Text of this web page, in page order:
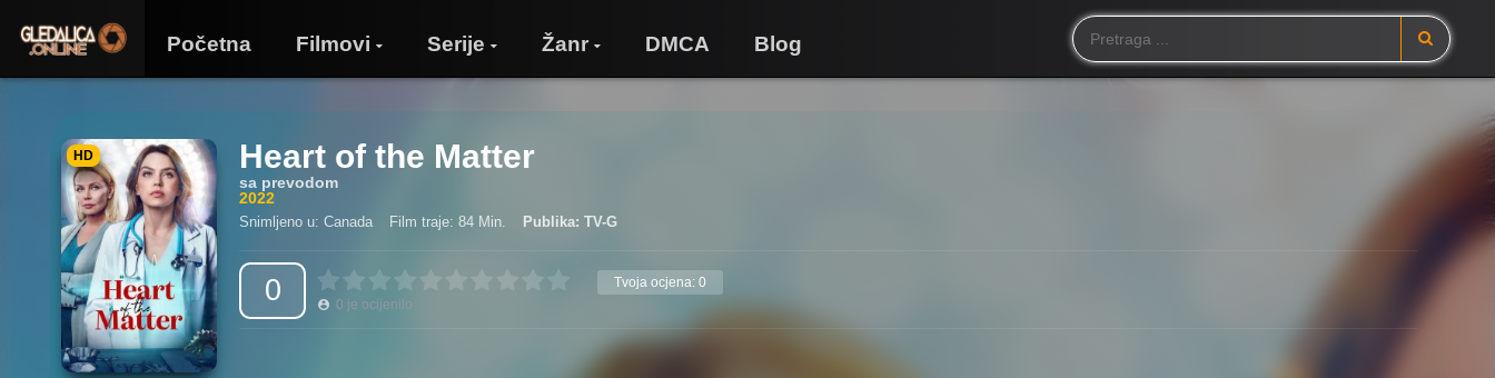
Početna Filmovi Serije Žanr DMCA Blog
HD Heart of the Matter
sa prevodom
2022
Snimljeno u: Canada Film traje: 84 Min. Publika: TV-G
Tvoja ocjena: 0
0 0 je ocijenilo